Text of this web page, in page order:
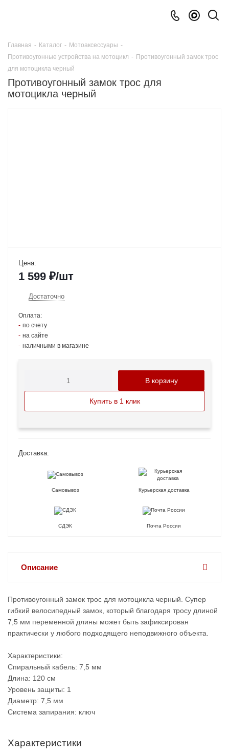
Главная - Каталог - Мотоаксессуары -
Противоугонные устройства на мотоцикл - Противоугонный замок трос
для мотоцикла черный
Противоугонный замок трос для
мотоцикла черный
Цена:
1 599 ₽/шт
Достаточно
Оплата:
по счету
на сайте
наличными в магазине
В корзину
Купить в 1 клик
Доставка:
Самовывоз Курьерская доставка
СДЭК Почта России
Описание
Противоугонный замок трос для мотоцикла черный. Супер
гибкий велосипедный замок, который благодаря тросу длиной
7,5 мм переменной длины может быть зафиксирован
практически у любого подходящего неподвижного объекта.
Характеристики:
Спиральный кабель: 7,5 мм
Длина: 120 см
Уровень защиты: 1
Диаметр: 7,5 мм
Система запирания: ключ
Характеристики